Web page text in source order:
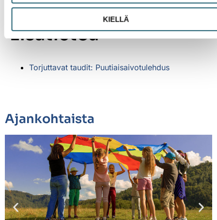
KIELLÄ
Lisätietoa
Torjuttavat taudit: Puutiaisaivotulehdus
Ajankohtaista